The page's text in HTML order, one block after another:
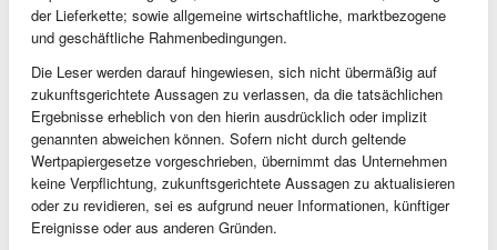
der Lieferkette; sowie allgemeine wirtschaftliche, marktbezogene
und geschäftliche Rahmenbedingungen.
Die Leser werden darauf hingewiesen, sich nicht übermäßig auf
zukunftsgerichtete Aussagen zu verlassen, da die tatsächlichen
Ergebnisse erheblich von den hierin ausdrücklich oder implizit
genannten abweichen können. Sofern nicht durch geltende
Wertpapiergesetze vorgeschrieben, übernimmt das Unternehmen
keine Verpflichtung, zukunftsgerichtete Aussagen zu aktualisieren
oder zu revidieren, sei es aufgrund neuer Informationen, künftiger
Ereignisse oder aus anderen Gründen.